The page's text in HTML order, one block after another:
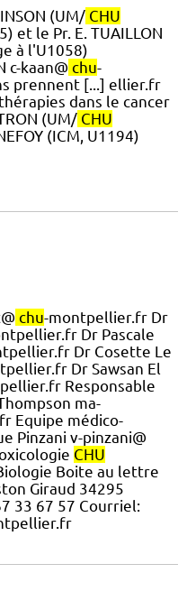
(UM/ CHU
et le Pr. E. TUAILLON
à l'U1058)
c-kaan@ chu-
prennent [...] ellier.fr
dans le cancer
(UM/ CHU
(ICM, U1194)
chu-montpellier.fr Dr
Dr Pascale
Dr Cosette Le
Dr Sawsan El
Responsable
ma-
Equipe médico-
Pinzani v-pinzani@
CHU
Boite au lettre
Giraud 34295
33 67 57 Courriel: